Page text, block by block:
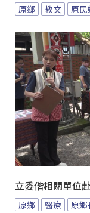
原鄉 教文 原
立委偕相關單位
原鄉 醫療 原